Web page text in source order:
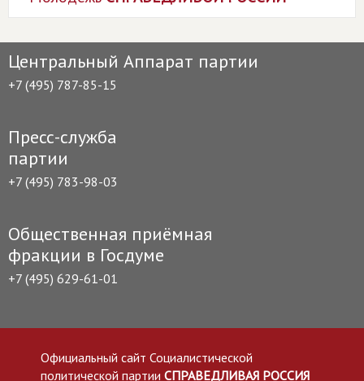
Центральный Аппарат партии
+7 (495) 787-85-15
Пресс-служба
партии
+7 (495) 783-98-03
Общественная приёмная
фракции в Госдуме
+7 (495) 629-61-01
Официальный сайт Социалистической
политической партии СПРАВЕДЛИВАЯ РОССИЯ